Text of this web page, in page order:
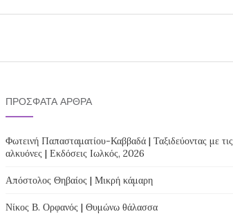
ΠΡΌΣΦΑΤΑ ΆΡΘΡΑ
Φωτεινή Παπασταματίου-Καββαδά | Ταξιδεύοντας με τις
αλκυόνες | Εκδόσεις Ιωλκός, 2026
Απόστολος Θηβαίος | Μικρή κάμαρη
Νίκος Β. Ορφανός | Θυμώνω θάλασσα